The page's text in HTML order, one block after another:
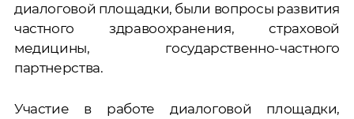
диалоговой площадки, были вопросы развития
частного здравоохранения, страховой
медицины, государственно-частного
партнерства.
Участие в работе диалоговой площадки,